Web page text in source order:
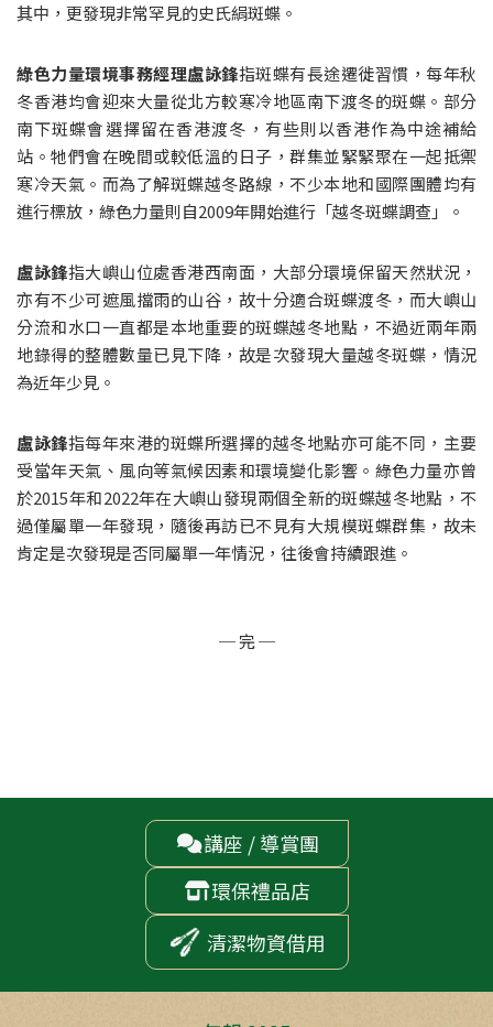
其中，更發現非常罕見的史氏絹斑蝶。
綠色力量環境事務經理盧詠鋒指斑蝶有長途遷徙習慣，每年秋
冬香港均會迎來大量從北方較寒冷地區南下渡冬的斑蝶。部分
南下斑蝶會選擇留在香港渡冬，有些則以香港作為中途補給
站。牠們會在晚間或較低溫的日子，群集並緊緊聚在一起抵禦
寒冷天氣。而為了解斑蝶越冬路線，不少本地和國際團體均有
進行標放，綠色力量則自2009年開始進行「越冬斑蝶調查」。
盧詠鋒指大嶼山位處香港西南面，大部分環境保留天然狀況，
亦有不少可遮風擋雨的山谷，故十分適合斑蝶渡冬，而大嶼山
分流和水口一直都是本地重要的斑蝶越冬地點，不過近兩年兩
地錄得的整體數量已見下降，故是次發現大量越冬斑蝶，情況
為近年少見。
盧詠鋒指每年來港的斑蝶所選擇的越冬地點亦可能不同，主要
受當年天氣、風向等氣候因素和環境變化影響。綠色力量亦曾
於2015年和2022年在大嶼山發現兩個全新的斑蝶越冬地點，不
過僅屬單一年發現，隨後再訪已不見有大規模斑蝶群集，故未
肯定是次發現是否同屬單一年情況，往後會持續跟進。
─ 完 ─
講座 / 導賞團
環保禮品店
清潔物資借用